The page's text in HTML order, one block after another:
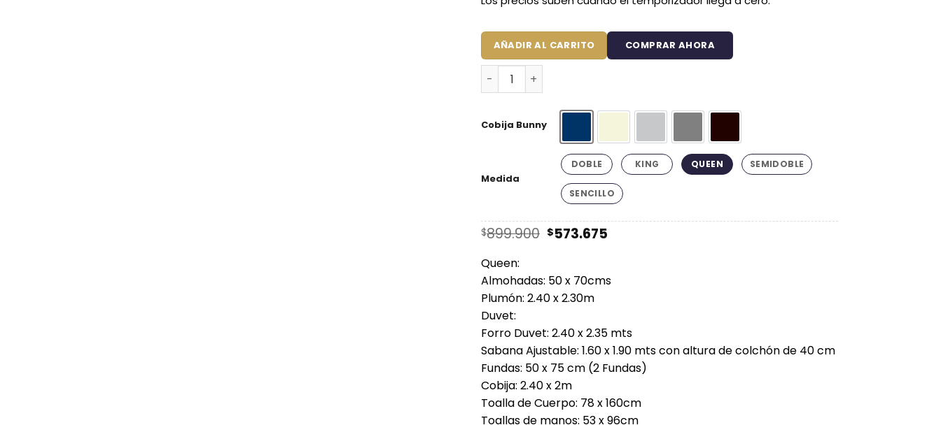
Cobija Bunny
Medida
DOBLE KING QUEEN SEMIDOBLE
SENCILLO
Queen:
Almohadas: 50 x 70cms
Plumón: 2.40 x 2.30m
Duvet:
Forro Duvet: 2.40 x 2.35 mts
Sabana Ajustable: 1.60 x 1.90 mts con altura de colchón de 40 cm
Fundas: 50 x 75 cm (2 Fundas)
Cobija: 2.40 x 2m
Toalla de Cuerpo: 78 x 160cm
Toallas de manos: 53 x 96cm
$899.900 El
era:
$899.900.
$573.675El
$573.675.
Combo Soltero 1000 Beige Premium - Protector Antifluido, Plumón, Almohada(s),
AÑADIR AL CARRITO COMPRAR AHORA